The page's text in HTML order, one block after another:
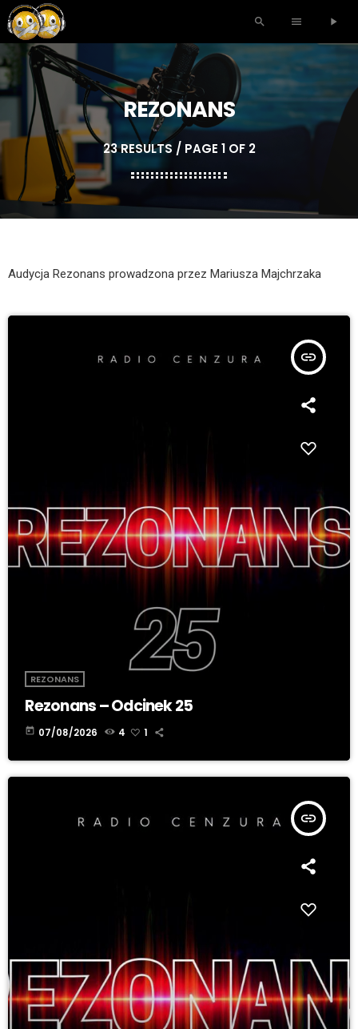
search menu play_arrow
REZONANS
23 RESULTS / PAGE 1 OF 2
Audycja Rezonans prowadzona przez Mariusza Majchrzaka
insert_link
REZONANS
Rezonans – Odcinek 25
today 07/08/2026 4 1
insert_link